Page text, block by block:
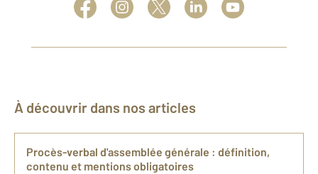
À découvrir dans nos articles
Procès-verbal d'assemblée générale : définition,
contenu et mentions obligatoires